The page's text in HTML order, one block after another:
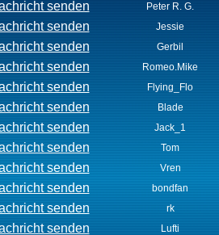
Peter R. G.
Jessie
Gerbil
Romeo.Mike
Flying_Flo
Blade
Jack_1
Tom
Vren
bondfan
rk
Lufti